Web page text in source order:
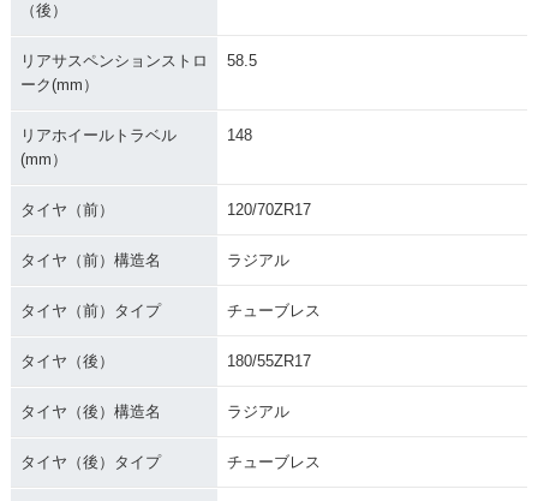
（後）
リアサスペンションストロ
ーク(mm）
58.5
リアホイールトラベル
(mm）
148
タイヤ（前） 120/70ZR17
タイヤ（前）構造名 ラジアル
タイヤ（前）タイプ チューブレス
タイヤ（後） 180/55ZR17
タイヤ（後）構造名 ラジアル
タイヤ（後）タイプ チューブレス